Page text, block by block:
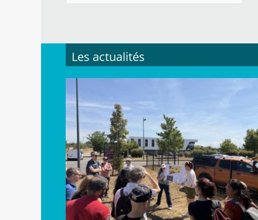
Les actualités